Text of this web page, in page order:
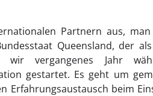
Partnern aus,
Queensland, der
wir vergangenes Jahr
gestartet. Es geht um
Erfahrungsaustausch beim